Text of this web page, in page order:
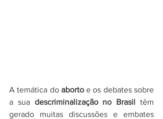
A temática do aborto e os debates sobre
a sua descriminalização no Brasil têm
gerado muitas discussões e embates